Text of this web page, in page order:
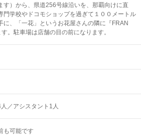
す）から、県道256号線沿いを、那覇向けに直
門学校やドコモショップを過ぎて１００メートル
に、「一花」というお花屋さんの隣に『FRAN
。駐車場は店舗の目の前になります。
／アシスタント1人
可能です